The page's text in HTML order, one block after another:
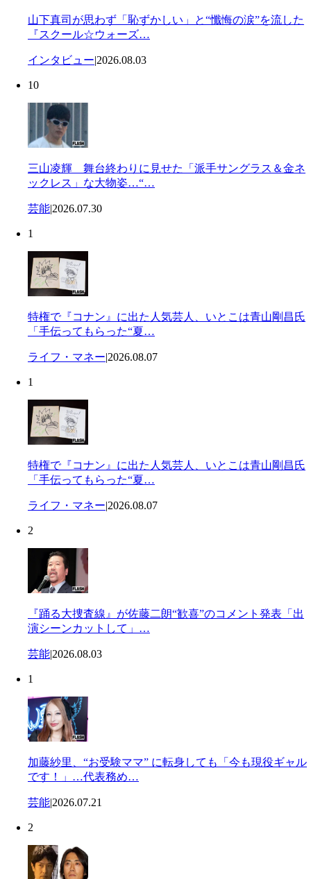
山下真司が思わず「恥ずかしい」と“懺悔の涙”を流した
『スクール☆ウォーズ…
インタビュー|2026.08.03
10
三山凌輝 舞台終わりに見せた「派手サングラス＆金ネ
ックレス」な大物姿…“…
芸能|2026.07.30
1
特権で『コナン』に出た人気芸人、いとこは青山剛昌氏
「手伝ってもらった“夏…
ライフ・マネー|2026.08.07
1
特権で『コナン』に出た人気芸人、いとこは青山剛昌氏
「手伝ってもらった“夏…
ライフ・マネー|2026.08.07
2
『踊る大捜査線』が佐藤二朗“歓喜”のコメント発表「出
演シーンカットして」…
芸能|2026.08.03
1
加藤紗里、“お受験ママ” に転身しても「今も現役ギャル
です！」…代表務め…
芸能|2026.07.21
2